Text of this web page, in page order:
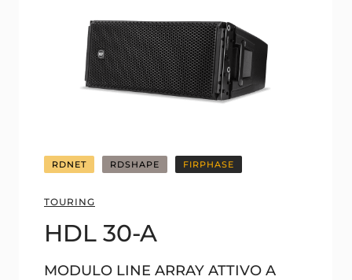
RDNET RDSHAPE FIRPHASE
TOURING
HDL 30-A
MODULO LINE ARRAY ATTIVO A